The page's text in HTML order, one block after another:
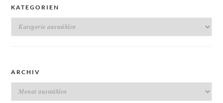
KATEGORIEN
Kategorien
ARCHIV
Archiv